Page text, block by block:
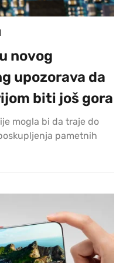
novog
upozorava da
biti još gora
mogla bi da traje do
pametnih